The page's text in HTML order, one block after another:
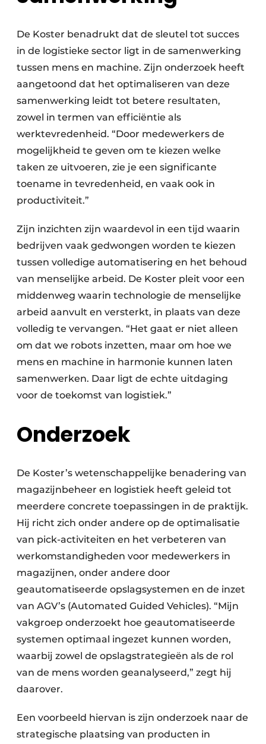
De Koster benadrukt dat de sleutel tot succes
in de logistieke sector ligt in de samenwerking
tussen mens en machine. Zijn onderzoek heeft
aangetoond dat het optimaliseren van deze
samenwerking leidt tot betere resultaten,
zowel in termen van efficiëntie als
werktevredenheid. “Door medewerkers de
mogelijkheid te geven om te kiezen welke
taken ze uitvoeren, zie je een significante
toename in tevredenheid, en vaak ook in
productiviteit.”
Zijn inzichten zijn waardevol in een tijd waarin
bedrijven vaak gedwongen worden te kiezen
tussen volledige automatisering en het behoud
van menselijke arbeid. De Koster pleit voor een
middenweg waarin technologie de menselijke
arbeid aanvult en versterkt, in plaats van deze
volledig te vervangen. “Het gaat er niet alleen
om dat we robots inzetten, maar om hoe we
mens en machine in harmonie kunnen laten
samenwerken. Daar ligt de echte uitdaging
voor de toekomst van logistiek.”
Onderzoek
De Koster’s wetenschappelijke benadering van
magazijnbeheer en logistiek heeft geleid tot
meerdere concrete toepassingen in de praktijk.
Hij richt zich onder andere op de optimalisatie
van pick-activiteiten en het verbeteren van
werkomstandigheden voor medewerkers in
magazijnen, onder andere door
geautomatiseerde opslagsystemen en de inzet
van AGV’s (Automated Guided Vehicles). “Mijn
vakgroep onderzoekt hoe geautomatiseerde
systemen optimaal ingezet kunnen worden,
waarbij zowel de opslagstrategieën als de rol
van de mens worden geanalyseerd,” zegt hij
daarover.
Een voorbeeld hiervan is zijn onderzoek naar de
strategische plaatsing van producten in